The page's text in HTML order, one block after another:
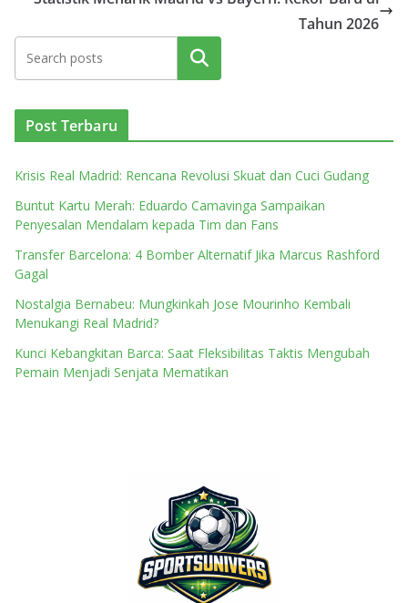
Tahun 2026
Cari
Post Terbaru
Krisis Real Madrid: Rencana Revolusi Skuat dan Cuci Gudang
Buntut Kartu Merah: Eduardo Camavinga Sampaikan
Penyesalan Mendalam kepada Tim dan Fans
Transfer Barcelona: 4 Bomber Alternatif Jika Marcus Rashford
Gagal
Nostalgia Bernabeu: Mungkinkah Jose Mourinho Kembali
Menukangi Real Madrid?
Kunci Kebangkitan Barca: Saat Fleksibilitas Taktis Mengubah
Pemain Menjadi Senjata Mematikan